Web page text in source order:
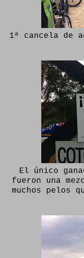
1ª cancela de
El único
fueron una
muchos pelos